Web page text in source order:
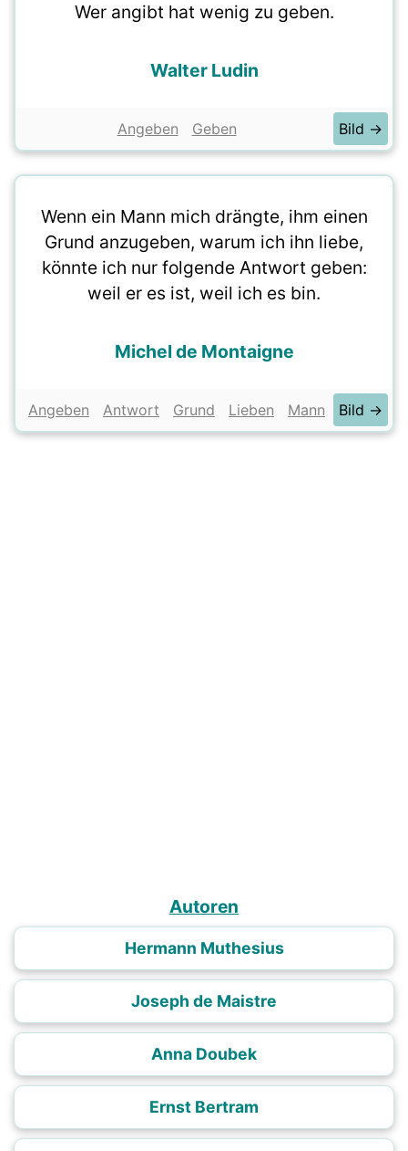
Wer angibt hat wenig zu geben.
Walter Ludin
Angeben Geben Bild →
Wenn ein Mann mich drängte, ihm einen
Grund anzugeben, warum ich ihn liebe,
könnte ich nur folgende Antwort geben:
weil er es ist, weil ich es bin.
Michel de Montaigne
Angeben Antwort Grund Lieben Mann Bild →
Autoren
Hermann Muthesius
Joseph de Maistre
Anna Doubek
Ernst Bertram